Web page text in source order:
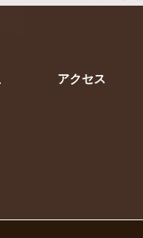
アクセス